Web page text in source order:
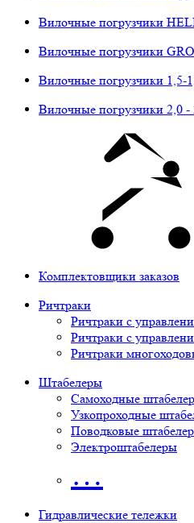
Вилочные погрузчики
Вилочные погрузчики
Вилочные погрузчики 1,5-
Вилочные погрузчики 2,0 -
Комплектовщики заказов
Ричтраки
Ричтраки с
Ричтраки с
Ричтраки
Штабелеры
Самоходные
Узкопроходные
Поводковые
Электроштабелеры
…
Гидравлические тележки